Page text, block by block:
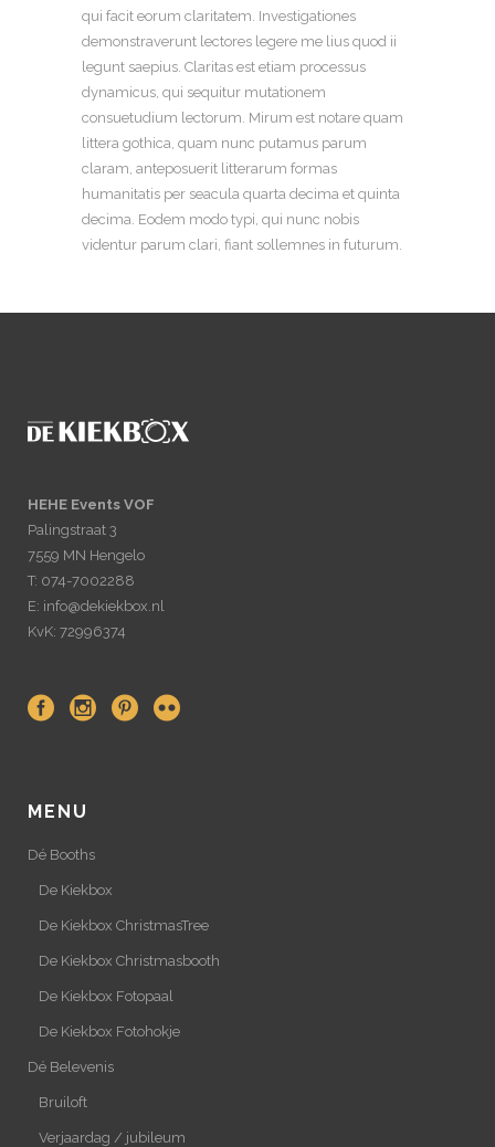
qui facit eorum claritatem. Investigationes
demonstraverunt lectores legere me lius quod ii
legunt saepius. Claritas est etiam processus
dynamicus, qui sequitur mutationem
consuetudium lectorum. Mirum est notare quam
littera gothica, quam nunc putamus parum
claram, anteposuerit litterarum formas
humanitatis per seacula quarta decima et quinta
decima. Eodem modo typi, qui nunc nobis
videntur parum clari, fiant sollemnes in futurum.
HEHE Events VOF
Palingstraat 3
7559 MN Hengelo
T: 074-7002288
E: info@dekiekbox.nl
KvK: 72996374
MENU
Dé Booths
De Kiekbox
De Kiekbox ChristmasTree
De Kiekbox Christmasbooth
De Kiekbox Fotopaal
De Kiekbox Fotohokje
Dé Belevenis
Bruiloft
Verjaardag / jubileum